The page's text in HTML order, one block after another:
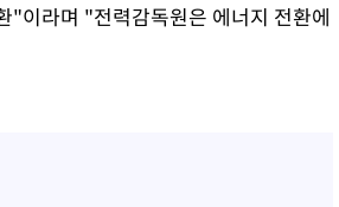
"이라며 "전력감독원은 에너지 전환에